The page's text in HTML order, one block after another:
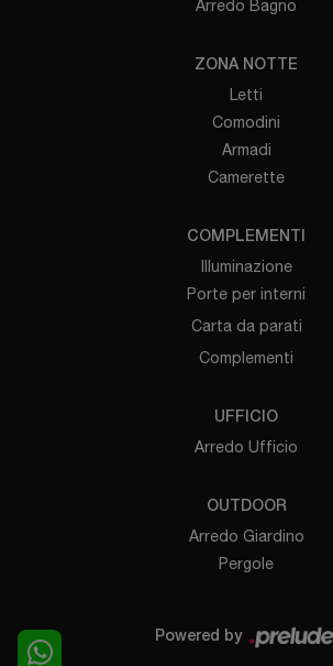
Arredo Bagno
ZONA NOTTE
Letti
Comodini
Armadi
Camerette
COMPLEMENTI
Illuminazione
Porte per interni
Carta da parati
Complementi
UFFICIO
Arredo Ufficio
OUTDOOR
Arredo Giardino
Pergole
Powered by